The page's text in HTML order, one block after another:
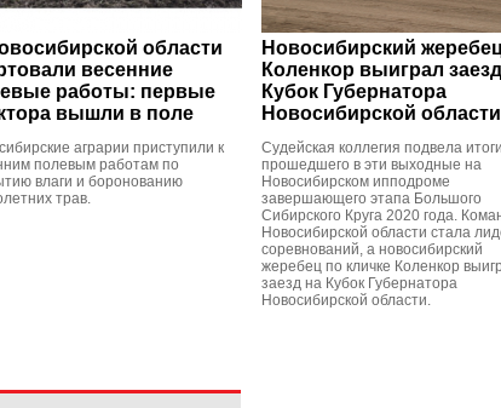
области
весенние
работы: первые
вышли в поле
аграрии приступили к
полевым работам по
влаги и боронованию
трав.
Новосибирский
Коленкор выиграл
Кубок Губернатора
Новосибирской области
Судейская коллегия подвела итоги
прошедшего в эти выходные на
Новосибирском ипподроме
завершающего этапа Большого
Сибирского Круга 2020 года.
Новосибирской области стала
соревнований, а новосибирский
жеребец по кличке Коленкор
заезд на Кубок Губернатора
Новосибирской области.